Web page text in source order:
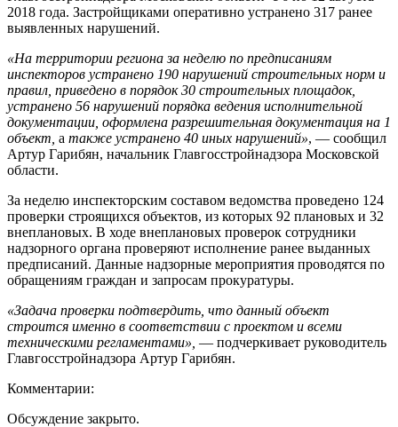
2018 года. Застройщиками оперативно устранено 317 ранее
выявленных нарушений.
«На территории региона за неделю по предписаниям
инспекторов устранено 190 нарушений строительных норм и
правил, приведено в порядок 30 строительных площадок,
устранено 56 нарушений порядка ведения исполнительной
документации, оформлена разрешительная документация на 1
объект, а также устранено 40 иных нарушений», — сообщил
Артур Гарибян, начальник Главгосстройнадзора Московской
области.
За неделю инспекторским составом ведомства проведено 124
проверки строящихся объектов, из которых 92 плановых и 32
внеплановых. В ходе внеплановых проверок сотрудники
надзорного органа проверяют исполнение ранее выданных
предписаний. Данные надзорные мероприятия проводятся по
обращениям граждан и запросам прокуратуры.
«Задача проверки подтвердить, что данный объект
строится именно в соответствии с проектом и всеми
техническими регламентами», — подчеркивает руководитель
Главгосстройнадзора Артур Гарибян.
Комментарии:
Обсуждение закрыто.